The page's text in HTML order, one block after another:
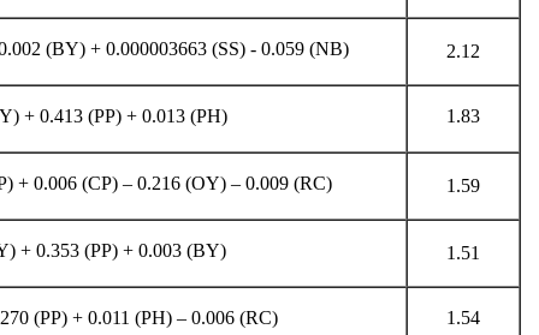
(BY) + 0.000003663 (SS) - 0.059 (NB) 2.12
+ 0.413 (PP) + 0.013 (PH) 1.83
+ 0.006 (CP) – 0.216 (OY) – 0.009 (RC) 1.59
+ 0.353 (PP) + 0.003 (BY) 1.51
(PP) + 0.011 (PH) – 0.006 (RC) 1.54